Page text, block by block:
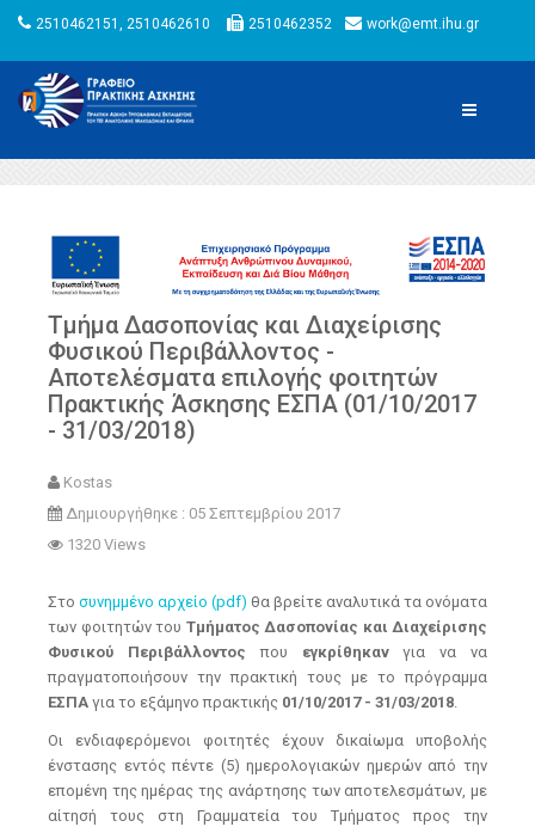
2510462151, 2510462610 2510462352 work@emt.ihu.gr
Τμήμα Δασοπονίας και Διαχείρισης
Φυσικού Περιβάλλοντος -
Αποτελέσματα επιλογής φοιτητών
Πρακτικής Άσκησης ΕΣΠΑ (01/10/2017
- 31/03/2018)
Kostas
Δημιουργήθηκε : 05 Σεπτεμβρίου 2017
1320 Views
Στο συνημμένο αρχείο (pdf) θα βρείτε αναλυτικά τα ονόματα
των φοιτητών του Τμήματος Δασοπονίας και Διαχείρισης
Φυσικού Περιβάλλοντος που εγκρίθηκανγια να να
πραγματοποιήσουν την πρακτική τους με το πρόγραμμα
ΕΣΠΑ για το εξάμηνο πρακτικής 01/10/2017 - 31/03/2018.
Οι ενδιαφερόμενοι φοιτητές έχουν δικαίωμα υποβολής
ένστασης εντός πέντε (5) ημερολογιακών ημερών από την
επομένη της ημέρας της ανάρτησης των αποτελεσμάτων, με
αίτησή τους στη Γραμματεία του Τμήματος προς την